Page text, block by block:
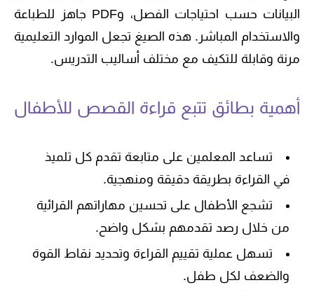
البيانات حسب احتياجات الفصل، وPDF جاهز للطباعة
والاستخدام المباشر. هذه الصيغ تجعل الموارد التعليمية
مرنة وقابلة للتكيف مع مختلف أساليب التدريس.
أهمية بطائق تتبع قراءة القصص للأطفال
تساعد المعلمين على متابعة تقدم كل تلميذ
في القراءة بطريقة دقيقة ومنهجية.
تشجع الأطفال على تحسين مهاراتهم القرائية
من خلال رصد تقدمهم بشكل واضح.
تسهل عملية تقييم القراءة وتحديد نقاط القوة
والضعف لكل طفل.